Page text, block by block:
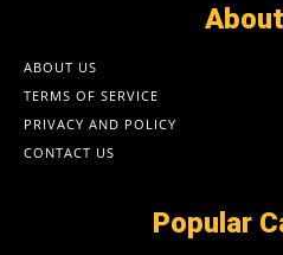
ABOUT US
TERMS OF SERVICE
PRIVACY AND POLICY
CONTACT US
Popular